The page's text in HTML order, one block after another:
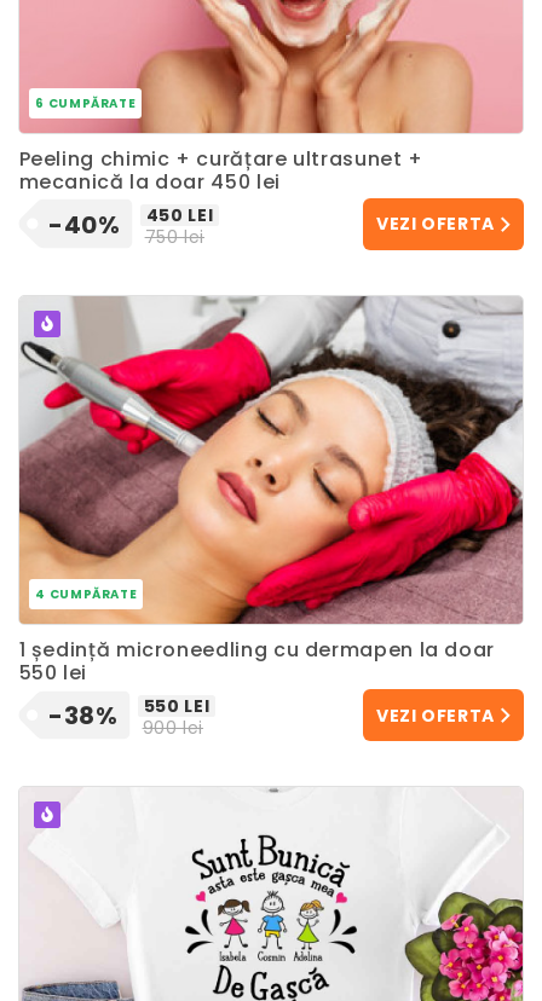
6 CUMPĂRATE
Peeling chimic + curățare ultrasunet +
mecanică la doar 450 lei
-40%
450 LEI
750 lei
VEZI OFERTA
POPULAR
4 CUMPĂRATE
1 ședință microneedling cu dermapen la doar
550 lei
-38%
550 LEI
900 lei
VEZI OFERTA